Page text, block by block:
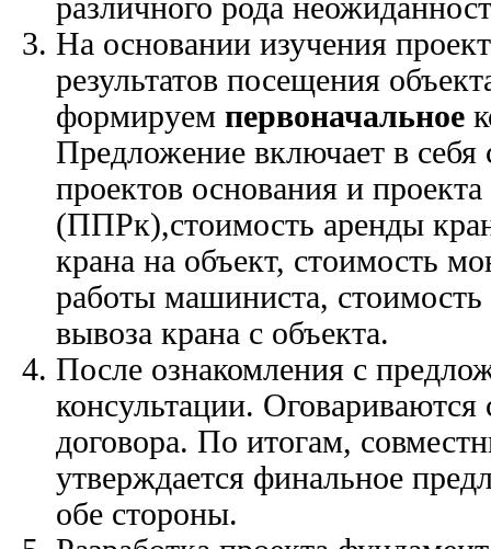
различного рода
На основании изучения
результатов посещения
формируем первоначальное
Предложение включает в себя
проектов основания и
(ППРк),стоимость аренды
крана на объект, стоимость
работы машиниста,
вывоза крана с объекта.
После ознакомления с
консультации.
договора. По итогам,
утверждается финальное
обе стороны.